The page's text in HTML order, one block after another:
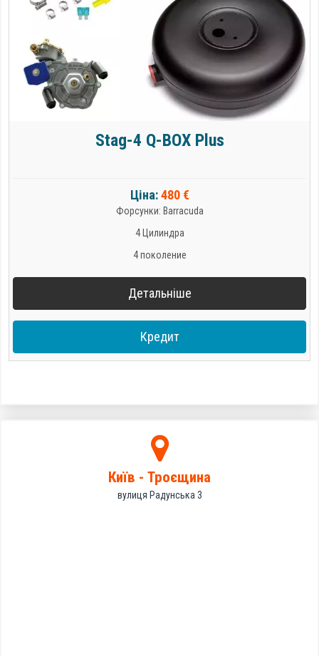
Stag-4 Q-BOX Plus
Ціна:480 €
Форсунки: Barracuda
4 Цилиндра
4 поколение
Детальніше
Кредит
Київ - Троєщина
вулиця Радунська 3